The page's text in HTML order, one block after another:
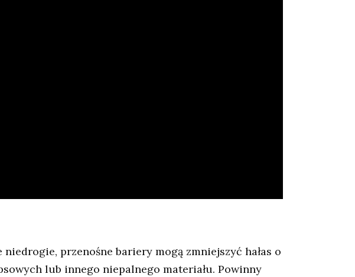
przenośne bariery mogą zmniejszyć hałas o
lub innego niepalnego materiału. Powinny